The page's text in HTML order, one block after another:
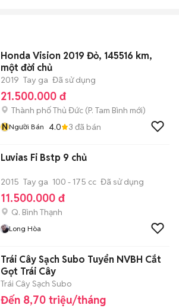
Honda Vision 2019 Đỏ, 145516 km,
một đời chủ
2019 Tay ga Đã sử dụng
21.500.000 đ
Thành phố Thủ Đức (P. Tam Bình mới)
NNgười Bán 4.0 3 đã bán
Luvias Fi Bstp 9 chủ
2015 Tay ga 100 - 175 cc Đã sử dụng
11.500.000 đ
Q. Bình Thạnh
Long Hòa
Trái Cây Sạch Subo Tuyển NVBH Cắt
Gọt Trái Cây
Trái Cây Sạch Subo
Đến 8,70 triệu/tháng